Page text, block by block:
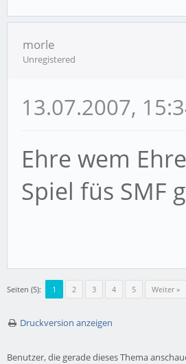
morle
Unregistered
13.07.2007,
Ehre wem
Spiel füs SMF
Seiten (5): 1 2 3 4 5 Weiter »
Druckversion anzeigen
Benutzer, die gerade dieses Thema